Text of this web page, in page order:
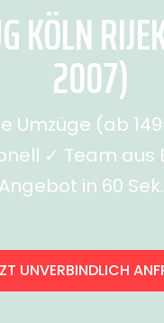
KÖLN
2007)
Umzüge (ab
✓ Team aus
Angebot in 60
UNVERBINDLICH